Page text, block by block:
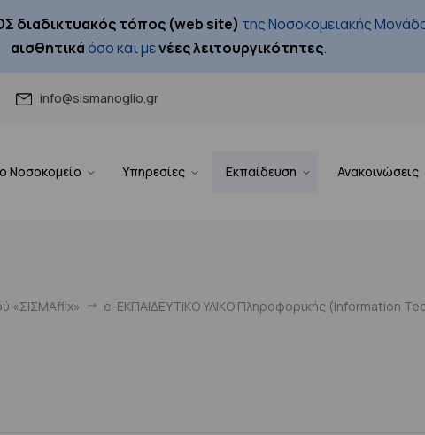
διαδικτυακός τόπος (web site) της Νοσοκομειακής
αισθητικάόσο και μενέες λειτουργικότητες.
info@sismanoglio.gr
Νοσοκομείο Υπηρεσίες Εκπαίδευση Ανακοινώσεις
«ΣΙΣΜΑflix» e-ΕΚΠΑΙΔΕΥΤΙΚΟ ΥΛΙΚΟ Πληροφορικής (Ιnformation